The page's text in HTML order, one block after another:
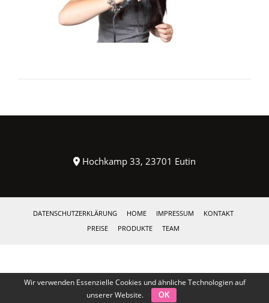
Hochkamp 33, 23701 Eutin
DATENSCHUTZERKLÄRUNG HOME IMPRESSUM
KONTAKT
PREISE
PRODUKTE TEAM
Wir verwenden Essenzielle Cookies und ähnliche Technologien auf
unserer Website.
OK